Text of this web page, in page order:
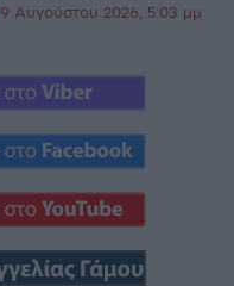
9 Αυγούστου 2026, 5:03 μμ